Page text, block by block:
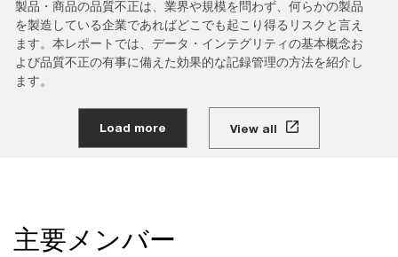
製品・商品の品質不正は、業界や規模を問わず、何らかの製品
を製造している企業であればどこでも起こり得るリスクと言え
ます。本レポートでは、データ・インテグリティの基本概念お
よび品質不正の有事に備えた効果的な記録管理の方法を紹介し
ます。
Load more View all
主要メンバー